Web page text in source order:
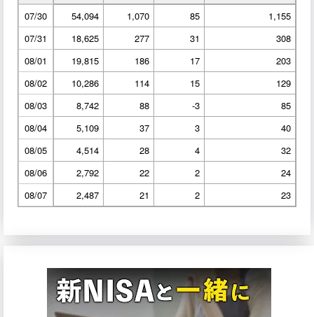
07/30
54,094 1,070 85
1,155
07/31
18,625 277 31
308
08/01
19,815 186 17
203
08/02
10,286 114 15
129
08/03
8,742 88 -3
85
08/04
5,109 37 3
40
08/05
4,514 28 4
32
08/06
2,792 22 2
24
08/07
2,487 21 2 23